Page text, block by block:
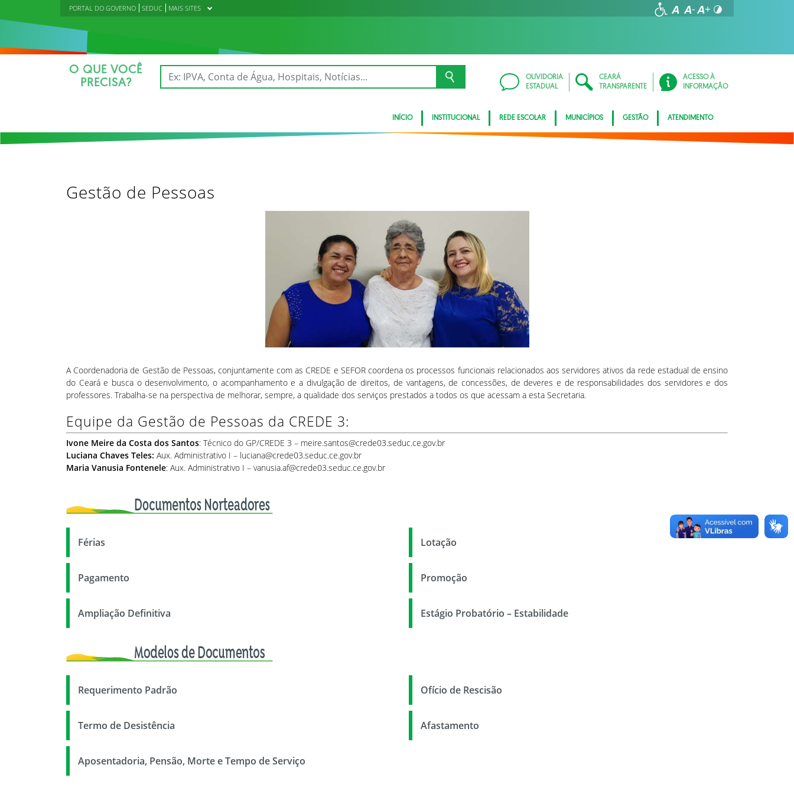
PORTAL DO GOVERNO SEDUC MAIS SITES
O QUE VOCÊ
PRECISA?
OUVIDORIA
ESTADUAL
CEARÁ
TRANSPARENTE
ACESSO À
INFORMAÇÃO
INÍCIO INSTITUCIONAL REDE ESCOLAR MUNICÍPIOS GESTÃO ATENDIMENTO
Gestão de Pessoas
A Coordenadoria de Gestão de Pessoas, conjuntamente com as CREDE e SEFOR coordena os processos funcionais relacionados aos servidores ativos da rede estadual de ensino
do Ceará e busca o desenvolvimento, o acompanhamento e a divulgação de direitos, de vantagens, de concessões, de deveres e de responsabilidades dos servidores e dos
professores. Trabalha-se na perspectiva de melhorar, sempre, a qualidade dos serviços prestados a todos os que acessam a esta Secretaria.
Equipe da Gestão de Pessoas da CREDE 3:
Ivone Meire da Costa dos Santos: Técnico do GP/CREDE 3 – meire.santos@crede03.seduc.ce.gov.br
Luciana Chaves Teles: Aux. Administrativo I – luciana@crede03.seduc.ce.gov.br
Maria Vanusia Fontenele: Aux. Administrativo I – vanusia.af@crede03.seduc.ce.gov.br
Férias Lotação
Pagamento Promoção
Ampliação Definitiva Estágio Probatório – Estabilidade
Requerimento Padrão Ofício de Rescisão
Termo de Desistência Afastamento
Aposentadoria, Pensão, Morte e Tempo de Serviço